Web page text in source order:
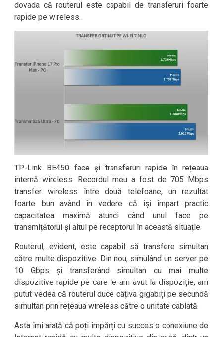
dovada că routerul este capabil de transferuri foarte
rapide pe wireless.
TP-Link BE450 face și transferuri rapide în rețeaua
internă wireless. Recordul meu a fost de 705 Mbps
transfer wireless între două telefoane, un rezultat
foarte bun având în vedere că își împart practic
capacitatea maximă atunci când unul face pe
transmițătorul și altul pe receptorul în această situație.
Routerul, evident, este capabil să transfere simultan
către multe dispozitive. Din nou, simulând un server pe
10 Gbps și transferând simultan cu mai multe
dispozitive rapide pe care le-am avut la dispoziție, am
putut vedea că routerul duce câțiva gigabiți pe secundă
simultan prin rețeaua wireless către o unitate cablată.
Asta îmi arată că poți împărți cu succes o conexiune de